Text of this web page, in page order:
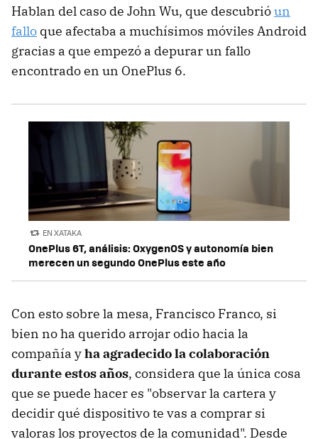
Hablan del caso de John Wu, que descubrióun
fallo que afectaba a muchísimos móviles Android
gracias a que empezó a depurar un fallo
encontrado en un OnePlus 6.
EN XATAKA
OnePlus 6T, análisis: OxygenOS y autonomía bien
merecen un segundo OnePlus este año
Con esto sobre la mesa, Francisco Franco, si
bien no ha querido arrojar odio hacia la
compañía yha agradecido la colaboración
durante estos años, considera que la única cosa
que se puede hacer es "observar la cartera y
decidir qué dispositivo te vas a comprar si
valoras los proyectos de la comunidad". Desde